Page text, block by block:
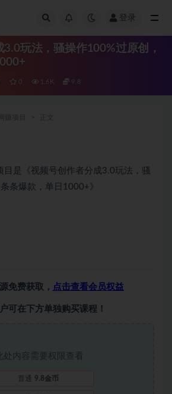
登录
玩法，骚操作100%过原创，
0 1.6K 9.8
目是《视频号创作者分成3.0玩法，骚
条爆款，单日1000+》
免费获取， 点击查看会员权益
可在下方单独购买课程！
处内容需要权限查看
普通 9.8金币